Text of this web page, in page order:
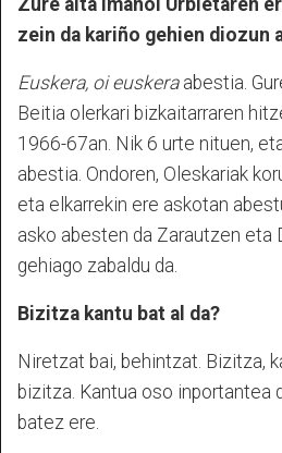
Zure aita Imanol Urbietaren
zein da kariño gehien diozun
Euskera, oi euskeraabestia.
Beitia olerkari bizkaitarraren
1966-67an. Nik 6 urte nituen,
abestia. Ondoren, Oleskariak
eta elkarrekin ere askotan
asko abesten da Zarautzen eta
gehiago zabaldu da.
Bizitza kantu bat al da?
Niretzat bai, behintzat. Bizitza,
bizitza. Kantua oso inportantea
batez ere.